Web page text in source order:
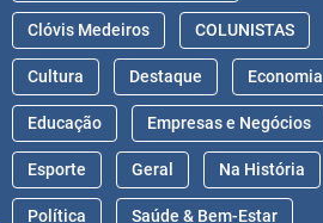
Clóvis Medeiros COLUNISTAS
Cultura Destaque Economia
Educação Empresas e Negócios
Esporte Geral Na História
Política Saúde & Bem-Estar